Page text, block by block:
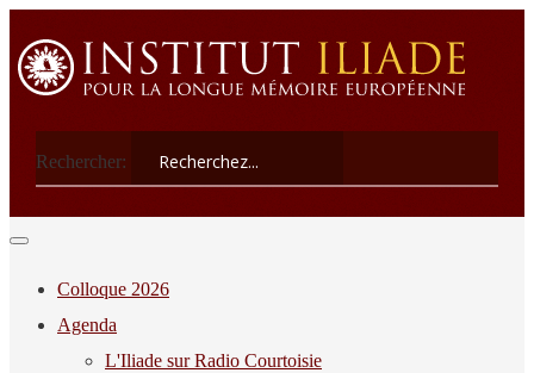
Rechercher:
Colloque 2026
Agenda
L'Iliade sur Radio Courtoisie